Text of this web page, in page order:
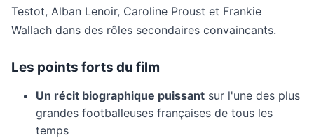
Testot, Alban Lenoir, Caroline Proust et Frankie
Wallach dans des rôles secondaires convaincants.
Les points forts du film
Un récit biographique puissant sur l'une des plus
grandes footballeuses françaises de tous les
temps